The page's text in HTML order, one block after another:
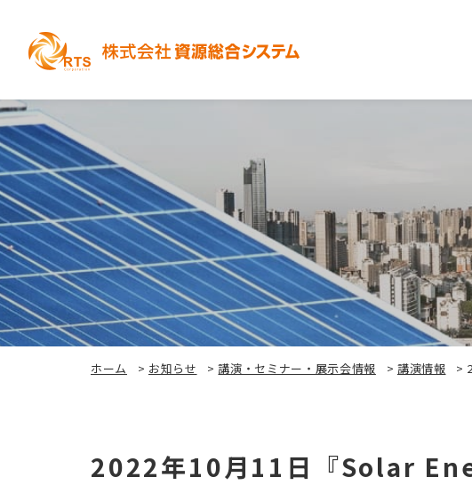
ホーム > お知らせ >講演・セミナー・展示会情報 > 講演情報 >
2022年10月11日『Solar